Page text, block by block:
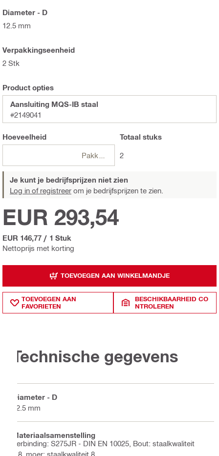
Diameter - D
12.5 mm
Verpakkingseenheid
2 Stk
Product opties
Aansluiting MQS-IB staal
#2149041
Hoeveelheid
Pakketten
Totaal stuks
2
Je kunt je bedrijfsprijzen niet zien
Log in of registreer om je bedrijfsprijzen te zien.
Nettoprijs met korting
EUR 293,54
EUR 146,77 / 1 Stuk
TOEVOEGEN AAN WINKELMANDJE
TOEVOEGEN AAN
FAVORIETEN
BESCHIKBAARHEID CO
NTROLEREN
Technische gegevens
Diameter - D
12.5 mm
Materiaalsamenstelling
Verbinding: S275JR - DIN EN 10025, Bout: staalkwaliteit
8.8, moer: staalkwaliteit 8